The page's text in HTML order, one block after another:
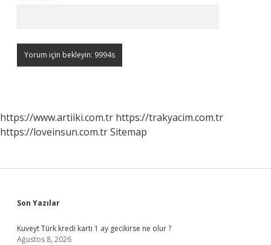
https://www.artiiki.com.tr https://trakyacim.com.tr
https://loveinsun.com.trSitemap
Sidebar
Son Yazılar
Kuveyt Türk kredi kartı 1 ay gecikirse ne olur ?
Ağustos 8, 2026